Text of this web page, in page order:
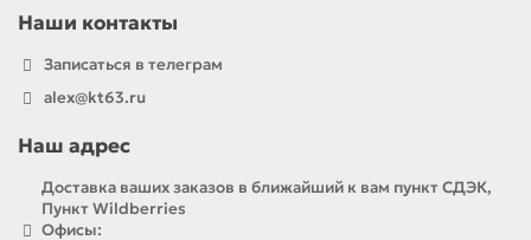
Наши контакты
Записаться в телеграм
alex@kt63.ru
Наш адрес
Доставка ваших заказов в ближайший к вам пункт СДЭК,
Пункт Wildberries
Офисы: